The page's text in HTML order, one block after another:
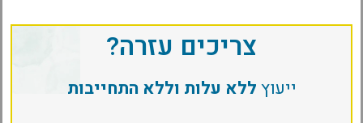
צריכים עזרה?
ייעוץללא עלות וללא התחייבות